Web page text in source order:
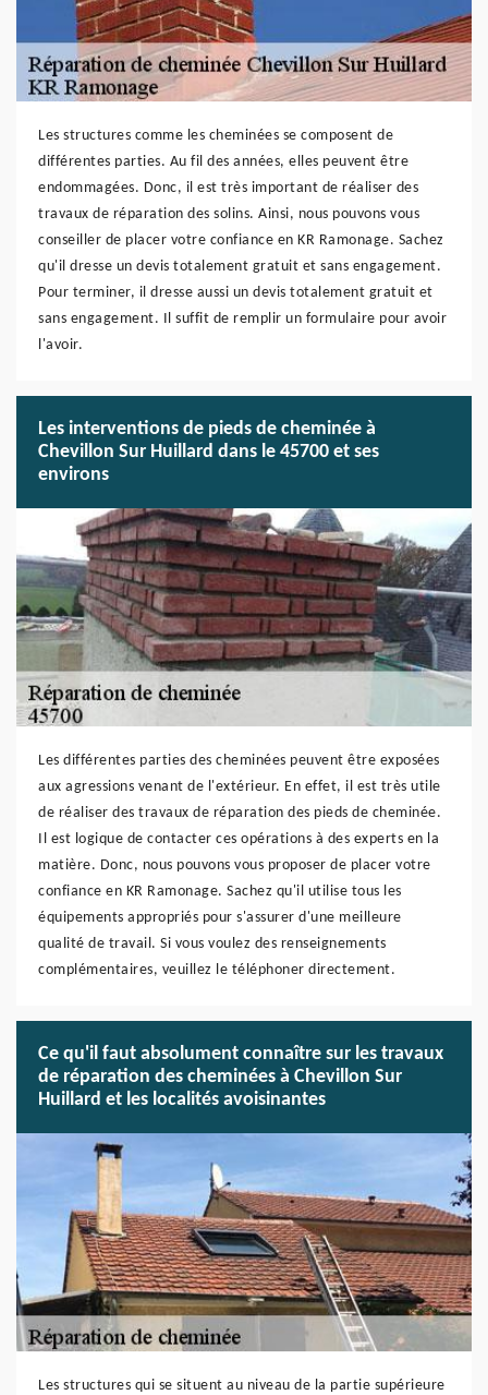
Les structures comme les cheminées se composent de
différentes parties. Au fil des années, elles peuvent être
endommagées. Donc, il est très important de réaliser des
travaux de réparation des solins. Ainsi, nous pouvons vous
conseiller de placer votre confiance en KR Ramonage. Sachez
qu'il dresse un devis totalement gratuit et sans engagement.
Pour terminer, il dresse aussi un devis totalement gratuit et
sans engagement. Il suffit de remplir un formulaire pour avoir
l'avoir.
Les interventions de pieds de cheminée à
Chevillon Sur Huillard dans le 45700 et ses
environs
Les différentes parties des cheminées peuvent être exposées
aux agressions venant de l'extérieur. En effet, il est très utile
de réaliser des travaux de réparation des pieds de cheminée.
Il est logique de contacter ces opérations à des experts en la
matière. Donc, nous pouvons vous proposer de placer votre
confiance en KR Ramonage. Sachez qu'il utilise tous les
équipements appropriés pour s'assurer d'une meilleure
qualité de travail. Si vous voulez des renseignements
complémentaires, veuillez le téléphoner directement.
Ce qu'il faut absolument connaître sur les travaux
de réparation des cheminées à Chevillon Sur
Huillard et les localités avoisinantes
Les structures qui se situent au niveau de la partie supérieure